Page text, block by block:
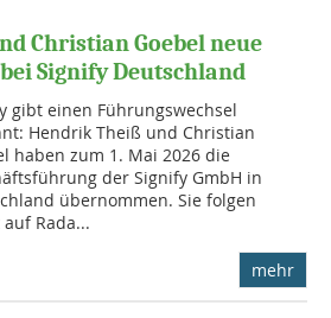
Christian Goebel neue
Signify Deutschland
gibt einen Führungswechsel
Hendrik Theiß und Christian
haben zum 1. Mai 2026 die
der Signify GmbH in
übernommen. Sie folgen
Rada...
mehr